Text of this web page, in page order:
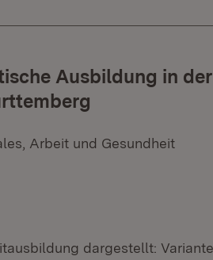
Ausbildung in
Arbeit und Gesundheit
dargestellt: